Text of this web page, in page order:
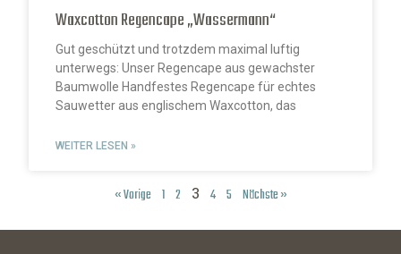
Waxcotton Regencape „Wassermann“
Gut geschützt und trotzdem maximal luftig
unterwegs: Unser Regencape aus gewachster
Baumwolle Handfestes Regencape für echtes
Sauwetter aus englischem Waxcotton, das
WEITER LESEN »
« Vorige 1 2 3 4 5 Nächste »